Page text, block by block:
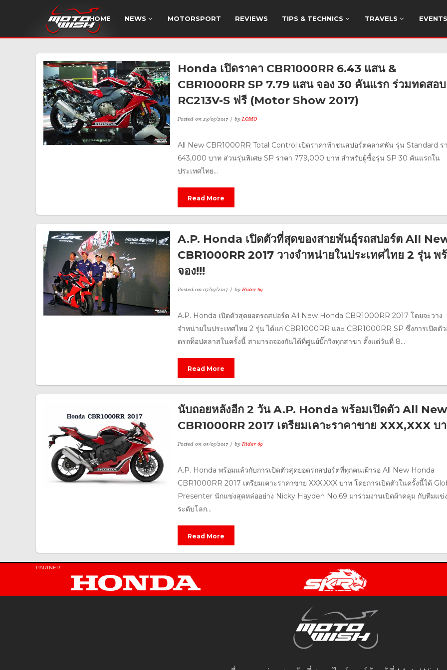
HOME NEWS MOTORSPORT REVIEWS TIPS & TECHNICS TRAVELS EVENTS
Honda เปิดราคา CBR1000RR 6.43 แสน &
CBR1000RR SP 7.79 แสน จอง 30 คันแรก ร่วมทดสอบ
RC213V-S ฟรี (Motor Show 2017)
Posted on28/03/2017 byLOMO
All New CBR1000RR Total Control เปิดราคาท้าชนสปอร์ตคลาสพัน รุ่น Standard ร
643,000 บาท ส่วนรุ่นพิเศษ SP ราคา 779,000 บาท สำหรับผู้ซื้อรุ่น SP 30 คันแรกใน
ประเทศไทย...
Read More
A.P. Honda เปิดตัวที่สุดของสายพันธุ์รถสปอร์ต All
CBR1000RR 2017 วางจำหน่ายในประเทศไทย 2 รุ่น พ
จอง!!!
Posted on07/03/2017 byRider 69
A.P. Honda เปิดตัวสุดยอดรถสปอร์ต All New Honda CBR1000RR 2017 โดยจะวาง
จำหน่ายในประเทศไทย 2 รุ่น ได้แก่ CBR1000RR และ CBR1000RR SP ซึ่งการเปิดตั
ดรถท็อปคลาสในครั้งนี้ สามารถจองกันได้ที่ศูนย์บิ๊กวิงทุกสาขา ตั้งแต่วันที่ 8...
Read More
นับถอยหลังอีก 2 วัน A.P. Honda พร้อมเปิดตัว All New
CBR1000RR 2017 เตรียมเคาะราคาขาย XXX,XXX บ
Posted on05/03/2017 byRider 69
A.P. Honda พร้อมแล้วกับการเปิดตัวสุดยอดรถสปอร์ตที่ทุกคนเฝ้ารอ All New Honda
CBR1000RR 2017 เตรียมเคาะราคาขาย XXX,XXX บาท โดยการเปิดตัวในครั้งนี้ได้
Presenter นักแข่งสุดหล่ออย่าง Nicky Hayden No.69 มาร่วมงานเปิดผ้าคลุม กับทีมแข่ง
ระดับโลก...
Read More
PARTNER